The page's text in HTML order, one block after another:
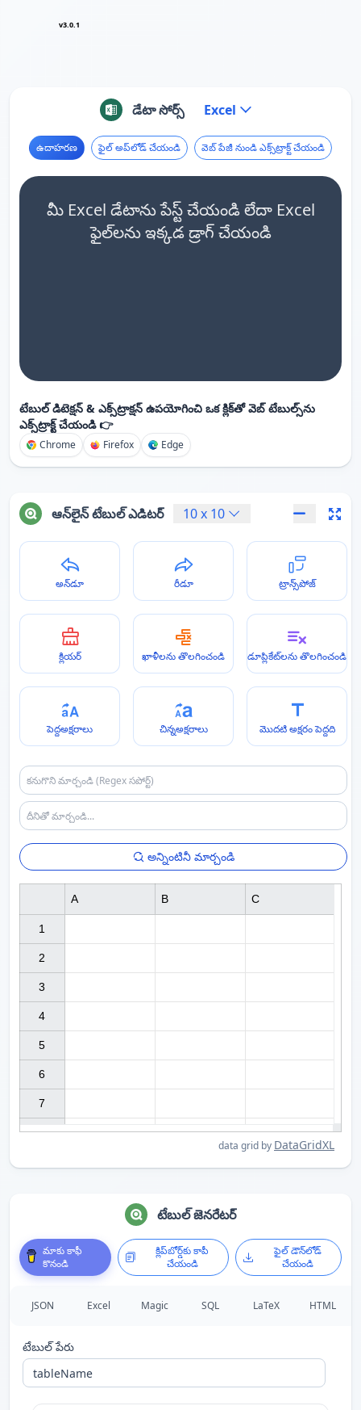
v3.0.1
డేటా సోర్స్ Excel
ఉదాహరణ ఫైల్ అప్‌లోడ్ చేయండి వెబ్ పేజీ నుండి ఎక్స్‌ట్రాక్ట్ చేయండి
మీ Excel డేటాను పేస్ట్ చేయండి లేదా Excel
ఫైల్‌లను ఇక్కడ డ్రాగ్ చేయండి
టేబుల్ డిటెక్షన్ & ఎక్స్‌ట్రాక్షన్ ఉపయోగించి ఒక క్లిక్‌తో వెబ్ టేబుల్స్‌ను
ఎక్స్‌ట్రాక్ట్ చేయండి 👉
Chrome Firefox Edge
ఆన్‌లైన్ టేబుల్ ఎడిటర్ 10x 10
అన్‌డూ రీడూ ట్రాన్స్‌పోజ్
క్లియర్ ఖాళీలను తొలగించండి డూప్లికేట్‌లను తొలగించండి
పెద్దఅక్షరాలు చిన్నఅక్షరాలు మొదటి అక్షరం పెద్దది
అన్నింటినీ మార్చండి
data grid by DataGridXL
1
2
3
4
5
6
7
A B C
టేబుల్ జెనరేటర్
మాకు కాఫీ
కొనండి
క్లిప్‌బోర్డ్‌కు కాపీ
చేయండి
ఫైల్ డౌన్‌లోడ్
చేయండి
JSON Excel Magic SQL LaTeX HTML
టేబుల్ పేరు